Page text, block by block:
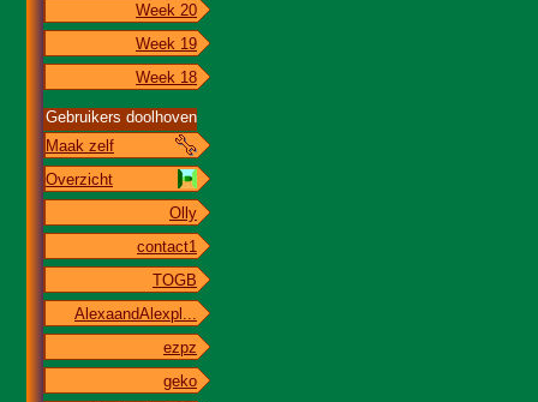
Week 20
Week 19
Week 18
Gebruikers doolhoven
Maak zelf
Overzicht
Olly
contact1
TOGB
AlexaandAlexpl...
ezpz
geko